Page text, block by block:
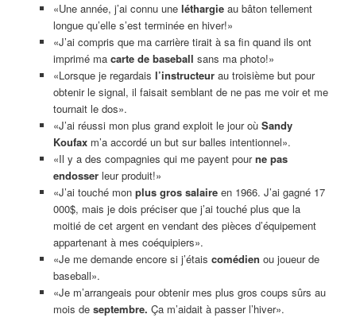
«Une année, j’ai connu une léthargieau bâton tellement
longue qu’elle s’est terminée en hiver!»
«J’ai compris que ma carrière tirait à sa fin quand ils ont
imprimé ma carte de baseball sans ma photo!»
«Lorsque je regardais l’instructeurau troisième but pour
obtenir le signal, il faisait semblant de ne pas me voir et me
tournait le dos».
«J’ai réussi mon plus grand exploit le jour où Sandy
Koufaxm’a accordé un but sur balles intentionnel».
«Il y a des compagnies qui me payent pourne pas
endosserleur produit!»
«J’ai touché mon plus gros salaireen 1966. J’ai gagné 17
000$, mais je dois préciser que j’ai touché plus que la
moitié de cet argent en vendant des pièces d’équipement
appartenant à mes coéquipiers».
«Je me demande encore si j’étais comédien ou joueur de
baseball».
«Je m’arrangeais pour obtenir mes plus gros coups sûrs au
mois de septembre. Ça m’aidait à passer l’hiver».